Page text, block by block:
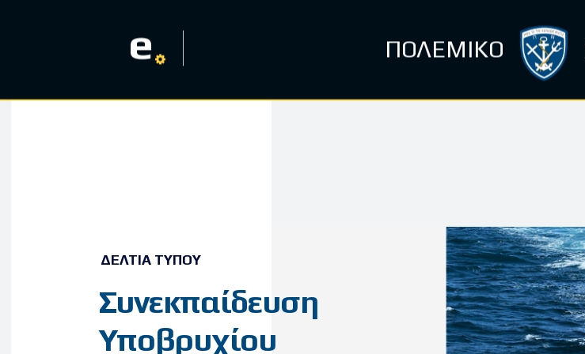
e ΠΟΛΕΜΙΚΟ
ΔΕΛΤΊΑ ΤΎΠΟΥ
Συνεκπαίδευση
Υποβρυχίου